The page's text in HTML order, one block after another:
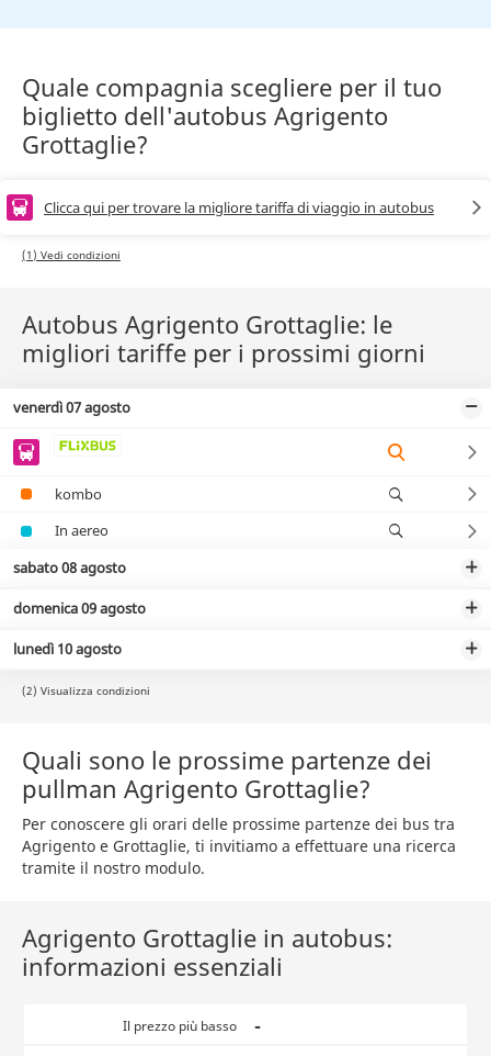
Quale compagnia scegliere per il tuo
biglietto dell'autobus Agrigento
Grottaglie?
Clicca qui per trovare la migliore tariffa di viaggio in autobus
(1) Vedi condizioni
Autobus Agrigento Grottaglie: le
migliori tariffe per i prossimi giorni
venerdì 07 agosto
kombo
In aereo
sabato 08 agosto
domenica 09 agosto
lunedì 10 agosto
(2) Visualizza condizioni
Quali sono le prossime partenze dei
pullman Agrigento Grottaglie?
Per conoscere gli orari delle prossime partenze dei bus tra
Agrigento e Grottaglie, ti invitiamo a effettuare una ricerca
tramite il nostro modulo.
Agrigento Grottaglie in autobus:
informazioni essenziali
Il prezzo più basso -